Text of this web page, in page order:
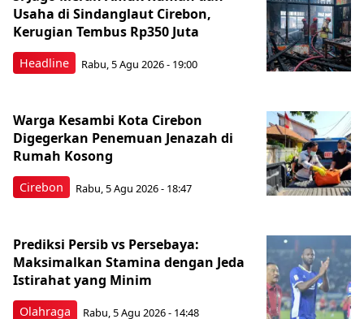
Headline
Usaha di Sindanglaut Cirebon,
Kerugian Tembus Rp350 Juta
Rabu, 5 Agu 2026 - 19:00
Cirebon
Warga Kesambi Kota Cirebon
Digegerkan Penemuan Jenazah di
Rumah Kosong
Rabu, 5 Agu 2026 - 18:47
Olahraga
Prediksi Persib vs Persebaya:
Maksimalkan Stamina dengan Jeda
Istirahat yang Minim
Rabu, 5 Agu 2026 - 14:48